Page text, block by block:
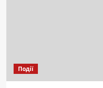
Події